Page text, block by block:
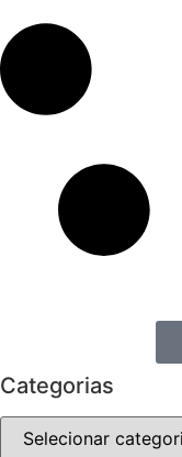
Categorias